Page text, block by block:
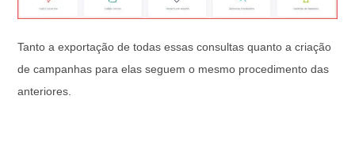
Tanto a exportação de todas essas consultas quanto a criação
de campanhas para elas seguem o mesmo procedimento das
anteriores.